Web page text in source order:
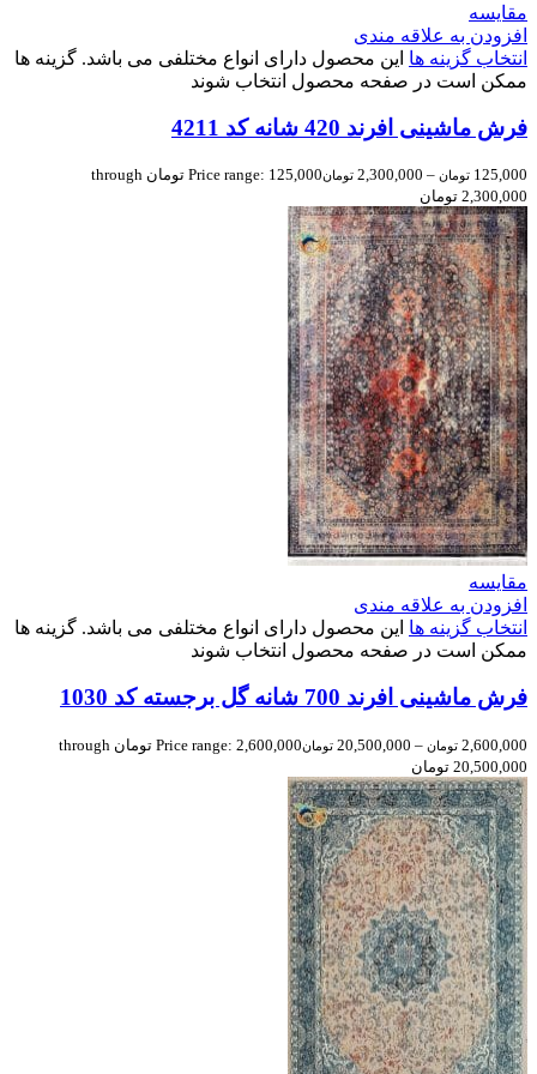
مقایسه
افزودن به علاقه مندی
انتخاب گزینه ها این محصول دارای انواع مختلفی می باشد. گزینه ها
ممکن است در صفحه محصول انتخاب شوند
فرش ماشینی افرند 420 شانه کد 4211
125,000 تومان –
2,300,000 تومان
Price range: 125,000 تومان through
2,300,000 تومان
مقایسه
افزودن به علاقه مندی
انتخاب گزینه ها این محصول دارای انواع مختلفی می باشد. گزینه ها
ممکن است در صفحه محصول انتخاب شوند
فرش ماشینی افرند 700 شانه گل برجسته کد 1030
2,600,000 تومان –
20,500,000 تومان
Price range: 2,600,000 تومان through
20,500,000 تومان